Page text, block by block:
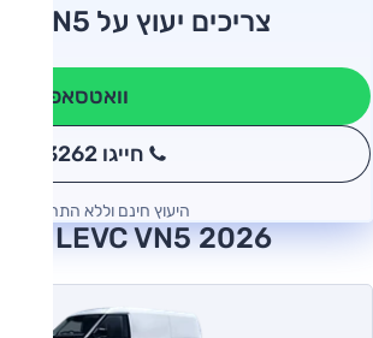
צריכים יעוץ על LEVC VN5?
וואטסאפ
חייגו 3262
היעוץ חינם וללא התחייבות
LEVC VN5 2026 חוות דעת